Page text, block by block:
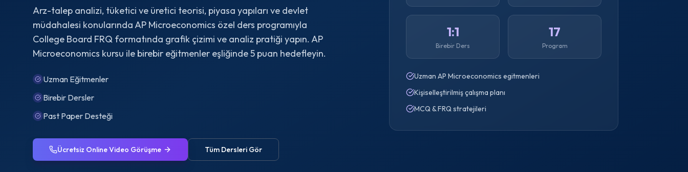
Arz-talep analizi, tüketici ve üretici teorisi, piyasa yapıları ve devlet
müdahalesi konularında AP Microeconomics özel ders programıyla
College Board FRQ formatında grafik çizimi ve analiz pratiği yapın. AP
Microeconomics kursu ile birebir eğitmenler eşliğinde 5 puan hedefleyin.
Uzman Eğitmenler
Birebir Dersler
Past Paper Desteği
Ücretsiz Online Video Görüşme Tüm Dersleri Gör
1:1
Birebir Ders
17
Program
Uzman AP Microeconomics egitmenleri
Kişiselleştirilmiş çalışma planı
MCQ & FRQ stratejileri